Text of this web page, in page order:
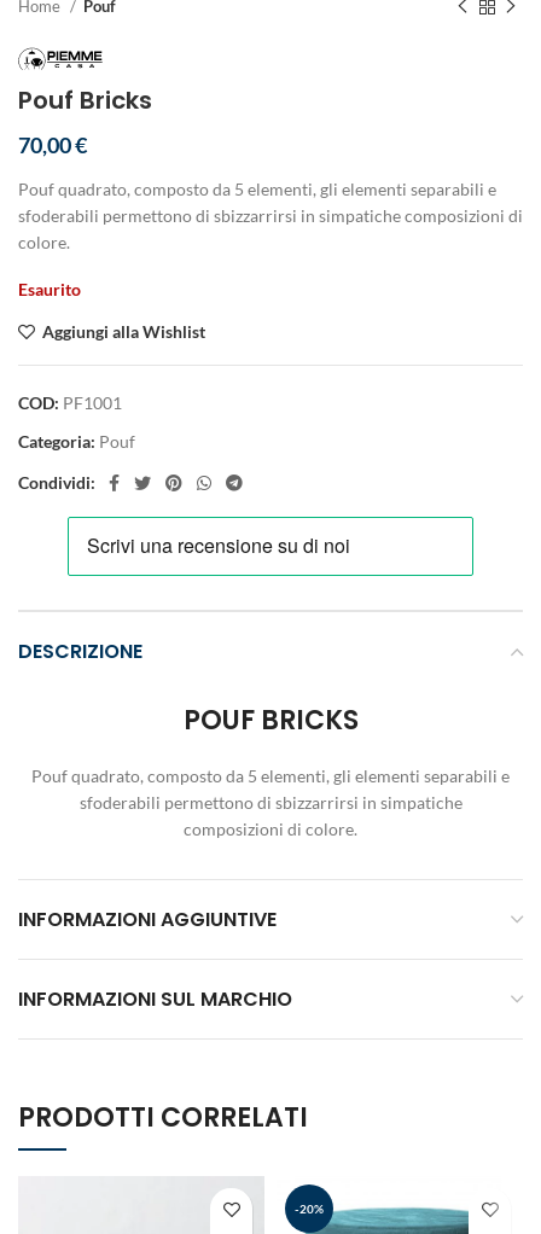
Home Pouf
Pouf Bricks
70,00€
Pouf quadrato, composto da 5 elementi, gli elementi separabili e
sfoderabili permettono di sbizzarrirsi in simpatiche composizioni di
colore.
Esaurito
Aggiungi alla Wishlist
COD: PF1001
Categoria: Pouf
Condividi:
DESCRIZIONE
POUF BRICKS
Pouf quadrato, composto da 5 elementi, gli elementi separabili e
sfoderabili permettono di sbizzarrirsi in simpatiche
composizioni di colore.
INFORMAZIONI AGGIUNTIVE
INFORMAZIONI SUL MARCHIO
PRODOTTI CORRELATI
-20%